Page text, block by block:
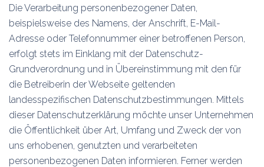
Die Verarbeitung personenbezogener Daten,
beispielsweise des Namens, der Anschrift, E-Mail-
Adresse oder Telefonnummer einer betroffenen Person,
erfolgt stets im Einklang mit der Datenschutz-
Grundverordnung und in Übereinstimmung mit den für
die Betreiberin der Webseite geltenden
landesspezifischen Datenschutzbestimmungen. Mittels
dieser Datenschutzerklärung möchte unser Unternehmen
die Öffentlichkeit über Art, Umfang und Zweck der von
uns erhobenen, genutzten und verarbeiteten
personenbezogenen Daten informieren. Ferner werden